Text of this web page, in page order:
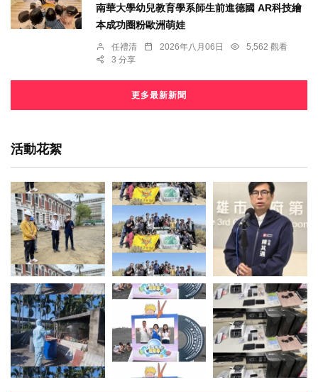
南華大學幼兒教育學系師生前進德國 AR科技繪
本成功圈粉歐洲萌娃
任禮清 2026年八月06日
5,562 觀看
3 分享
更多最新新聞
活動花絮